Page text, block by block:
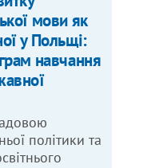
мови як
у Польщі:
навчання
політики та